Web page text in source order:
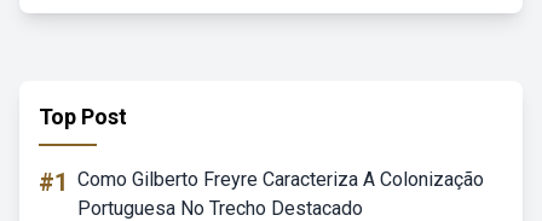
Top Post
#1 Como Gilberto Freyre Caracteriza A Colonização
Portuguesa No Trecho Destacado